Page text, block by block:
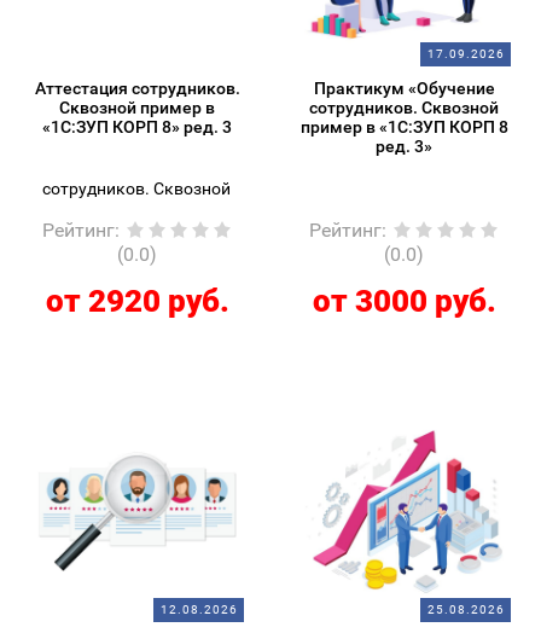
Аттестация сотрудников.
Сквозной пример в
«1С:ЗУП КОРП 8» ред. 3
Рейтинг:
(0.0)
от 2920 руб.
17.09.2026
Практикум «Обучение
сотрудников. Сквозной
пример в «1С:ЗУП КОРП 8
ред. 3»
Рейтинг:
(0.0)
от 3000 руб.
12.08.2026 25.08.2026